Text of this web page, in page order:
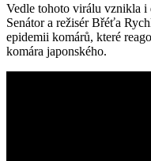
Vedle tohoto virálu vznikla i
Senátor a režisér Břéťa
epidemii komárů, které
komára japonského.